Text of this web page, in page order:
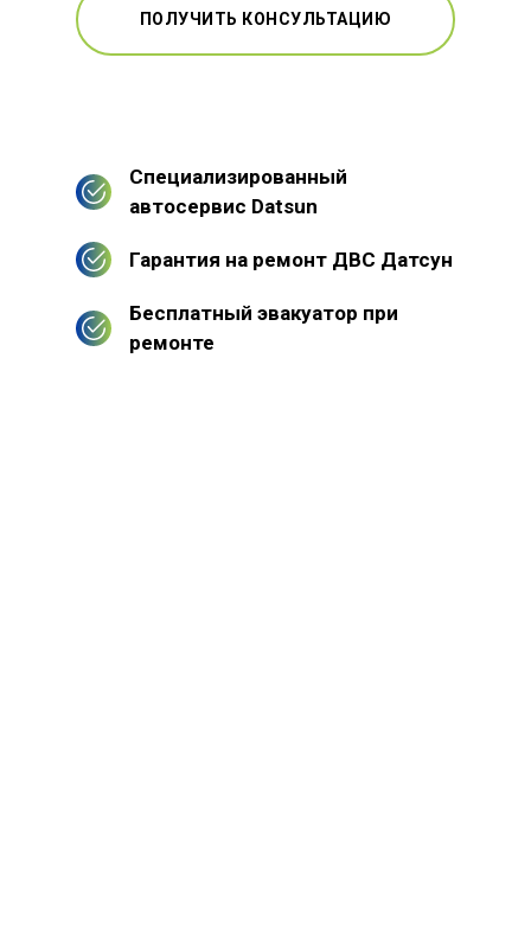
ПОЛУЧИТЬ КОНСУЛЬТАЦИЮ
Специализированный
автосервис Datsun
Гарантия на ремонт ДВС Датсун
Бесплатный эвакуатор при
ремонте